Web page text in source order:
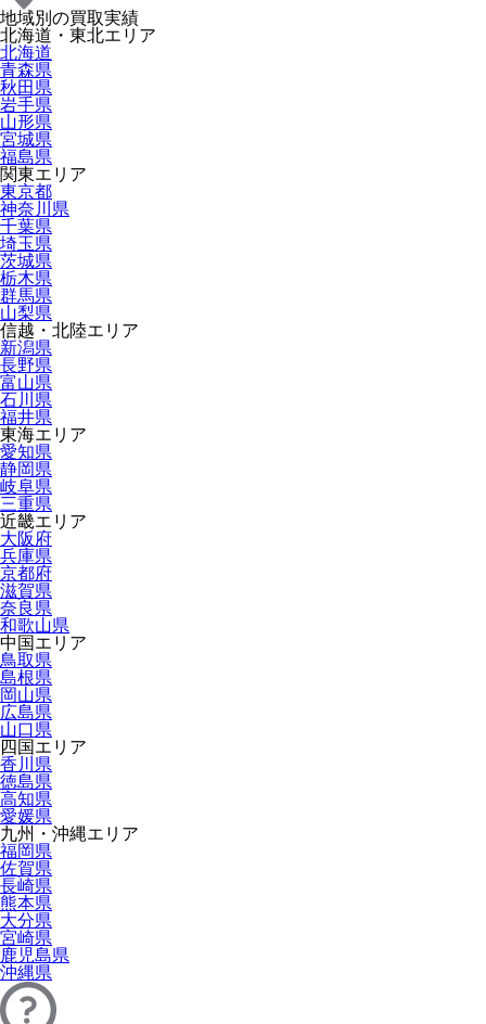
地域別の買取実績
北海道・東北エリア
北海道
青森県
秋田県
岩手県
山形県
宮城県
福島県
関東エリア
東京都
神奈川県
千葉県
埼玉県
茨城県
栃木県
群馬県
山梨県
信越・北陸エリア
新潟県
長野県
富山県
石川県
福井県
東海エリア
愛知県
静岡県
岐阜県
三重県
近畿エリア
大阪府
兵庫県
京都府
滋賀県
奈良県
和歌山県
中国エリア
鳥取県
島根県
岡山県
広島県
山口県
四国エリア
香川県
徳島県
高知県
愛媛県
九州・沖縄エリア
福岡県
佐賀県
長崎県
熊本県
大分県
宮崎県
鹿児島県
沖縄県